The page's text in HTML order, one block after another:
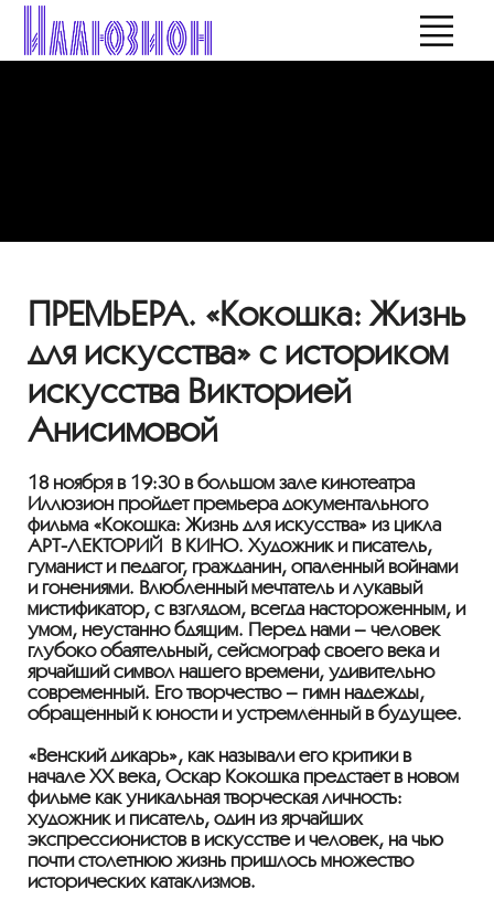
ПРЕМЬЕРА. «Кокошка: Жизнь
для искусства» с историком
искусства Викторией
Анисимовой
18 ноября в 19:30 в большом зале кинотеатра
Иллюзион пройдет премьера документального
фильма «Кокошка: Жизнь для искусства» из цикла
АРТ-ЛЕКТОРИЙ В КИНО. Художник и писатель,
гуманист и педагог, гражданин, опалённый войнами
и гонениями. Влюблённый мечтатель и лукавый
мистификатор, с взглядом, всегда настороженным, и
умом, неустанно бдящим. Перед нами – человек
глубоко обаятельный, сейсмограф своего века и
ярчайший символ нашего времени, удивительно
современный. Его творчество – гимн надежды,
обращённый к юности и устремлённый в будущее.
«Венский дикарь», как называли его критики в
начале XX века, Оскар Кокошка предстаёт в новом
фильме как уникальная творческая личность:
художник и писатель, один из ярчайших
экспрессионистов в искусстве и человек, на чью
почти столетнюю жизнь пришлось множество
исторических катаклизмов.